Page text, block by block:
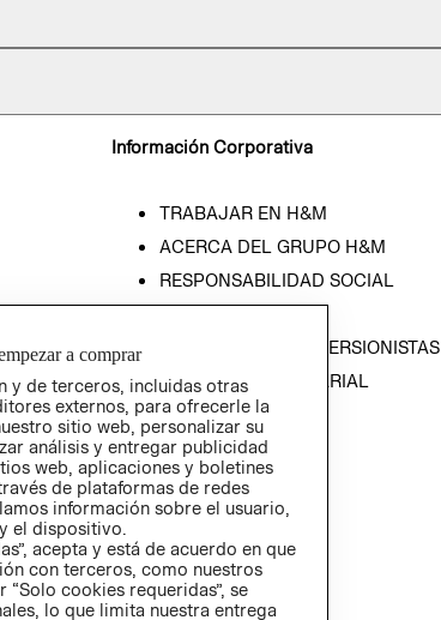
Información Corporativa
TRABAJAR EN H&M
ACERCA DEL GRUPO H&M
RESPONSABILIDAD SOCIAL
RELACIÓN CON INVERSIONISTAS
POLÍTICA EMPRESARIAL
a comprar
y de terceros, incluidas otras
externos, para ofrecerle la
sitio web, personalizar su
análisis y entregar publicidad
web, aplicaciones y boletines
de plataformas de redes
información sobre el usuario,
el dispositivo.
acepta y está de acuerdo en que
con terceros, como nuestros
cookies requeridas”, se
lo que limita nuestra entrega